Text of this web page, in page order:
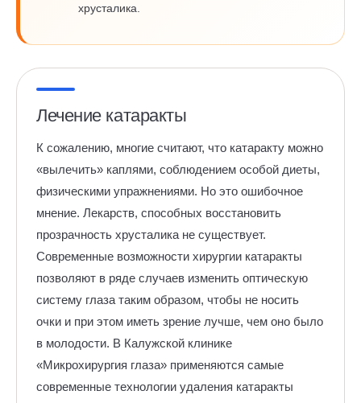
хрусталика.
Лечение катаракты
К сожалению, многие считают, что катаракту можно
«вылечить» каплями, соблюдением особой диеты,
физическими упражнениями. Но это ошибочное
мнение. Лекарств, способных восстановить
прозрачность хрусталика не существует.
Современные возможности хирургии катаракты
позволяют в ряде случаев изменить оптическую
систему глаза таким образом, чтобы не носить
очки и при этом иметь зрение лучше, чем оно было
в молодости. В Калужской клинике
«Микрохирургия глаза» применяются самые
современные технологии удаления катаракты